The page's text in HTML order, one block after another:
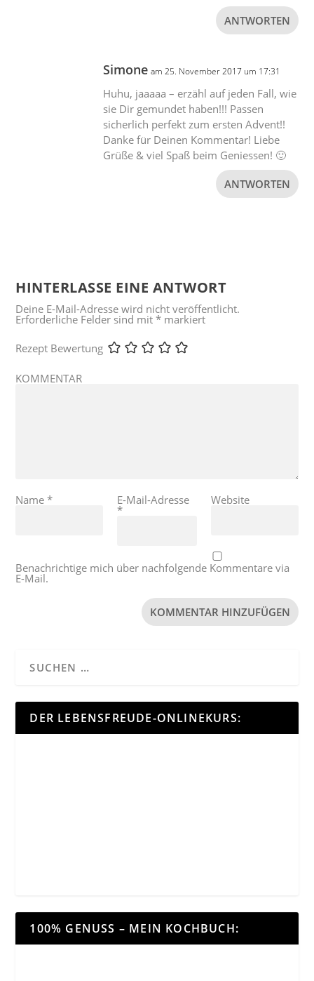
ANTWORTEN
Simone am 25. November 2017 um 17:31
Huhu, jaaaaa – erzähl auf jeden Fall, wie
sie Dir gemundet haben!!! Passen
sicherlich perfekt zum ersten Advent!!
Danke für Deinen Kommentar! Liebe
Grüße & viel Spaß beim Geniessen! 🙂
ANTWORTEN
HINTERLASSE EINE ANTWORT
Deine E-Mail-Adresse wird nicht veröffentlicht.
Erforderliche Felder sind mit* markiert
Rezept Bewertung
KOMMENTAR
Name* E-Mail-Adresse
*
Website
Benachrichtige mich über nachfolgende Kommentare via
E-Mail.
DER LEBENSFREUDE-ONLINEKURS:
100% GENUSS – MEIN KOCHBUCH: